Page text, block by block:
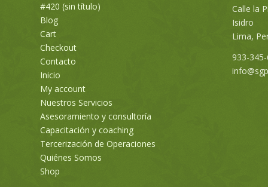
#420 (sin título)
Blog
Cart
Checkout
Contacto
Inicio
My account
Nuestros Servicios
Asesoramiento y consultoría
Capacitación y coaching
Tercerización de Operaciones
Quiénes Somos
Shop
Calle la
Isidro
Lima,
933-